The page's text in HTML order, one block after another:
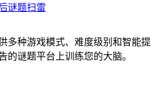
谜题扫雷
多种游戏模式、难度级别和智能提
的谜题平台上训练您的大脑。